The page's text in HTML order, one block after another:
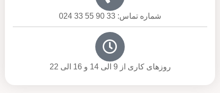
شماره تماس: 33 90 55 33 024
روزهای کاری از 9 الی 14 و 16 الی 22